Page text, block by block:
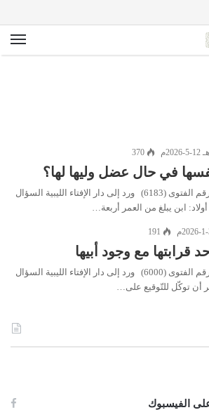
370
في حال عضل وليها لها؟
بِسْمِ اللهِ الرَّحْمَنِ الرَّحِيمِ رقم الفتوى (6183) ورد إلى دار الإفتاء الليبية السؤال
ابن يبلغ من العمر أربعة…
191
قرابتها مع وجود أبيها
بِسْمِ اللهِ الرَّحْمَنِ الرَّحِيمِ رقم الفتوى (6000) ورد إلى دار الإفتاء الليبية السؤال
أن توكّل للتّوقيع على…
الفيسبوك